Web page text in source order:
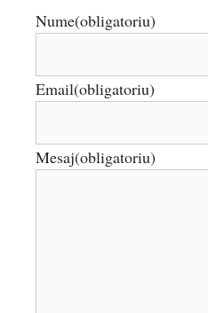
Nume(obligatoriu)
Email(obligatoriu)
Mesaj(obligatoriu)